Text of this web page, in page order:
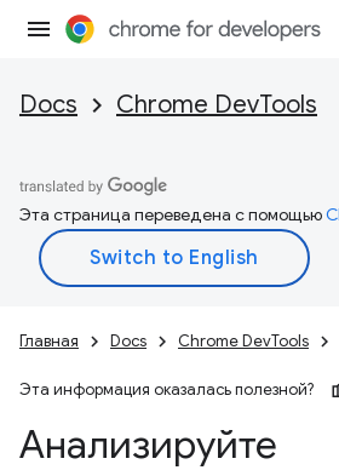
Docs Chrome DevTools
Эта страница переведена с помощью
Главная Docs Chrome DevTools
Эта информация оказалась полезной?
Анализируйте